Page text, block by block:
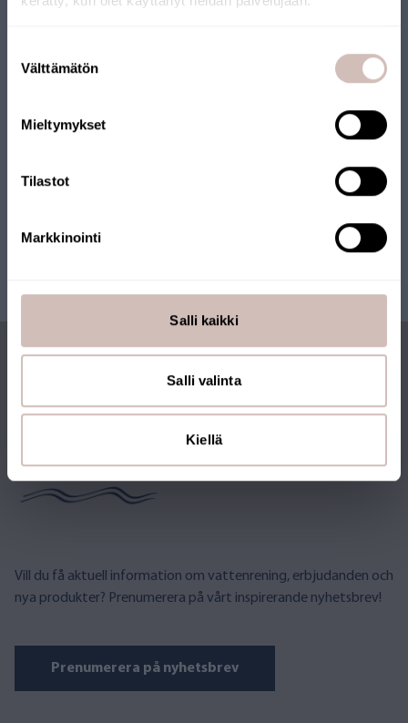
valinta
Välttämätön
Mieltymykset
Tilastot
Markkinointi
Salli kaikki
Salli valinta
Kiellä
Vår webbutik har tilldelats Nyckelflaggan. Webbutiken drivs av
PRENUMERERA PÅ VÅRT
NYHETSBREV
Vill du få aktuell information om vattenrening, erbjudanden och
nya produkter? Prenumerera på vårt inspirerande nyhetsbrev!
Prenumerera på nyhetsbrev
Leveransland